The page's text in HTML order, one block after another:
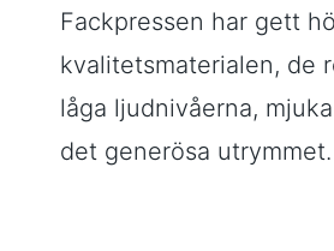
Fackpressen har gett
kvalitetsmaterialen, de
låga ljudnivåerna,
det generösa utrymmet.